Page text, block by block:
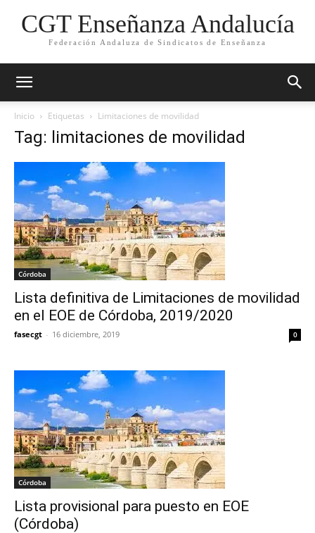
CGT Enseñanza Andalucía
Federación Andaluza de Sindicatos de Enseñanza
Inicio Etiquetas Limitaciones de movilidad
Tag: limitaciones de movilidad
Córdoba
Lista definitiva de Limitaciones de movilidad
en el EOE de Córdoba, 2019/2020
fasecgt - 16 diciembre, 2019 0
Córdoba
Lista provisional para puesto en EOE
(Córdoba)